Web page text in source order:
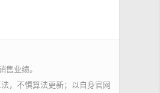
售业绩。
，不惧算法更新；以自身官网